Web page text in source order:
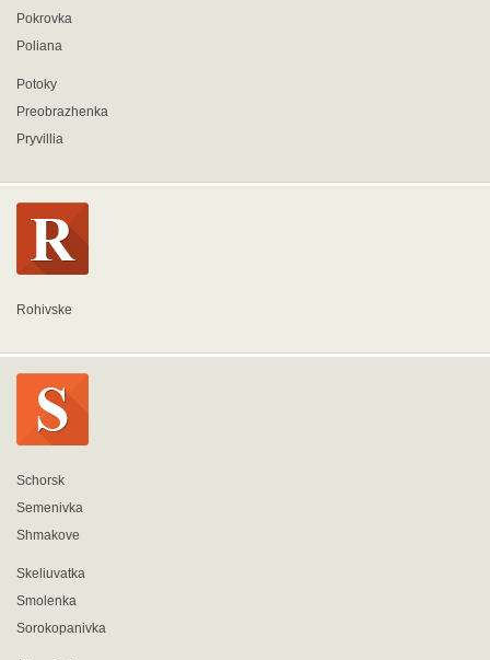
Pokrovka
Poliana
Potoky
Preobrazhenka
Pryvillia
Rohivske
Schorsk
Semenivka
Shmakove
Skeliuvatka
Smolenka
Sorokopanivka